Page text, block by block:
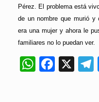
Pérez. El problema está
de un nombre que murió y
era una mujer y ahora le
familiares no lo puedan ver.
X